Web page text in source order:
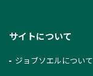
サイトについて
ジョブソエルについて